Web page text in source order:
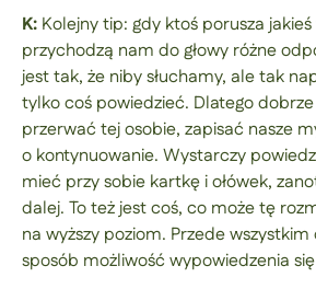
K: Kolejny tip: gdy ktoś porusza
przychodzą nam do głowy różne
jest tak, że niby słuchamy, ale tak
tylko coś powiedzieć. Dlatego
przerwać tej osobie, zapisać nasze
o kontynuowanie. Wystarczy
mieć przy sobie kartkę i ołówek,
dalej. To też jest coś, co może tę
na wyższy poziom. Przede
sposób możliwość wypowiedzenia